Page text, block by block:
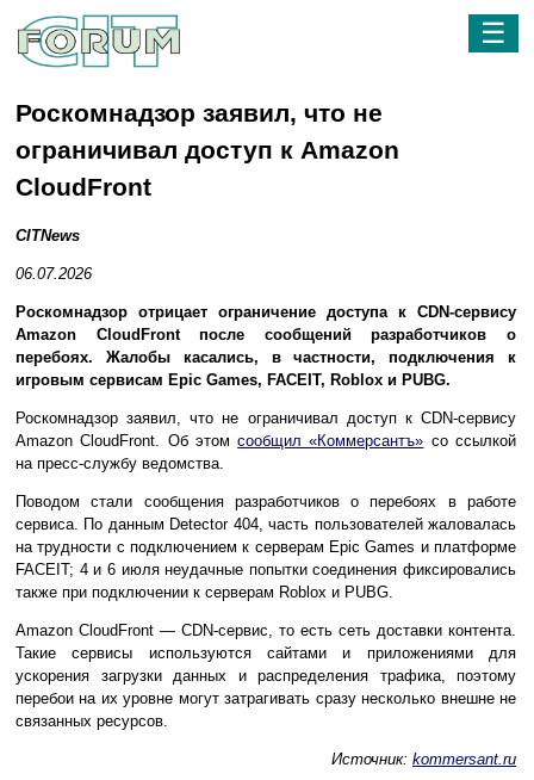
☰
Роскомнадзор заявил, что не
ограничивал доступ к Amazon
CloudFront
CITNews
06.07.2026
Роскомнадзор отрицает ограничение доступа к CDN-сервису
Amazon CloudFront после сообщений разработчиков о
перебоях. Жалобы касались, в частности, подключения к
игровым сервисам Epic Games, FACEIT, Roblox и PUBG.
Роскомнадзор заявил, что не ограничивал доступ к CDN-сервису
Amazon CloudFront. Об этомсообщил «Коммерсантъ» со ссылкой
на пресс-службу ведомства.
Поводом стали сообщения разработчиков о перебоях в работе
сервиса. По данным Detector 404, часть пользователей жаловалась
на трудности с подключением к серверам Epic Games и платформе
FACEIT; 4 и 6 июля неудачные попытки соединения фиксировались
также при подключении к серверам Roblox и PUBG.
Amazon CloudFront — CDN-сервис, то есть сеть доставки контента.
Такие сервисы используются сайтами и приложениями для
ускорения загрузки данных и распределения трафика, поэтому
перебои на их уровне могут затрагивать сразу несколько внешне не
связанных ресурсов.
Источник: kommersant.ru